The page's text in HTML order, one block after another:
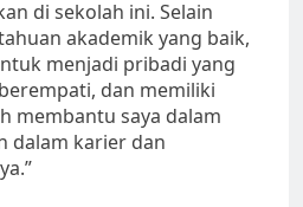
di sekolah ini. Selain
akademik yang baik,
menjadi pribadi yang
dan memiliki
membantu saya dalam
dalam karier dan